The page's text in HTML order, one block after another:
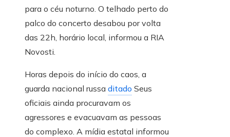
para o céu noturno. O telhado perto do
palco do concerto desabou por volta
das 22h, horário local, informou a RIA
Novosti.
Horas depois do início do caos, a
guarda nacional russa ditado Seus
oficiais ainda procuravam os
agressores e evacuavam as pessoas
do complexo. A mídia estatal informou